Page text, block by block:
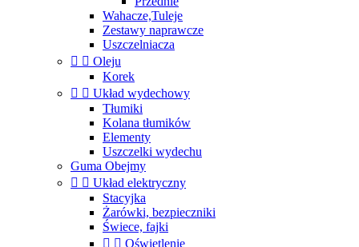
Wahacze,Tuleje
Zestawy naprawcze
Uszczelniacza
  Oleju
Korek
  Układ wydechowy
Tłumiki
Kolana tłumików
Elementy
Uszczelki wydechu
Guma Obejmy
  Układ elektryczny
Stacyjka
Żarówki, bezpieczniki
Świece, fajki
  Oświetlenie